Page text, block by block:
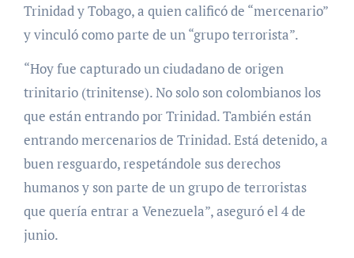
Trinidad y Tobago, a quien calificó de “mercenario”
y vinculó como parte de un “grupo terrorista”.
“Hoy fue capturado un ciudadano de origen
trinitario (trinitense). No solo son colombianos los
que están entrando por Trinidad. También están
entrando mercenarios de Trinidad. Está detenido, a
buen resguardo, respetándole sus derechos
humanos y son parte de un grupo de terroristas
que quería entrar a Venezuela”, aseguró el 4 de
junio.